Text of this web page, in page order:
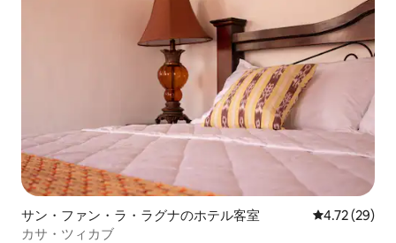
サン・ファン・ラ・ラグナのホテル客室 レビュー29
4.72 (29)
カサ・ツィカブ